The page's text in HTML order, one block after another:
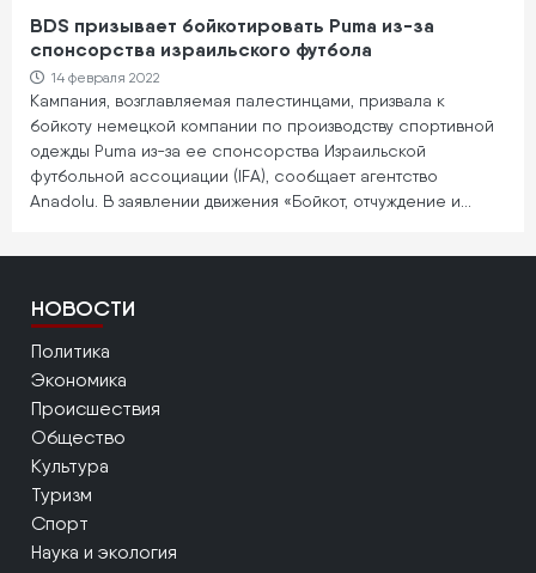
BDS призывает бойкотировать Puma из-за
спонсорства израильского футбола
14 февраля 2022
Кампания, возглавляемая палестинцами, призвала к
бойкоту немецкой компании по производству спортивной
одежды Puma из-за ее спонсорства Израильской
футбольной ассоциации (IFA), сообщает агентство
Anadolu. В заявлении движения «Бойкот, отчуждение и…
НОВОСТИ
Политика
Экономика
Происшествия
Общество
Культура
Туризм
Спорт
Наука и экология